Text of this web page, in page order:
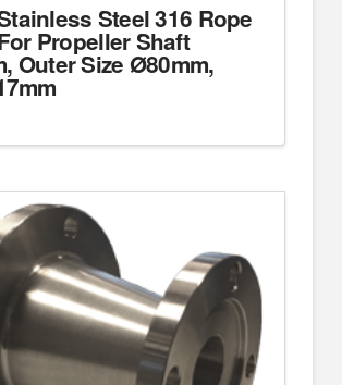
Steel 316 Rope
Propeller Shaft
Outer Size Ø80mm,